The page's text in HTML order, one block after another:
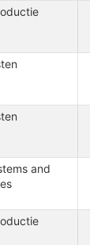
and